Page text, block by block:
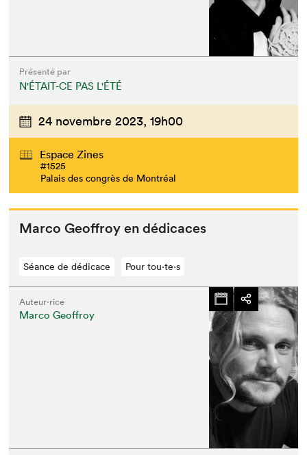
Présenté par
N'ÉTAIT-CE PAS L'ÉTÉ
24 novembre 2023, 19h00
Espace Zines
#1525
Palais des congrès de Montréal
Mar­co Geof­froy en dédicaces
Séance de dédicace Pour tou⋅te⋅s
Auteur·rice
Marco Geoffroy